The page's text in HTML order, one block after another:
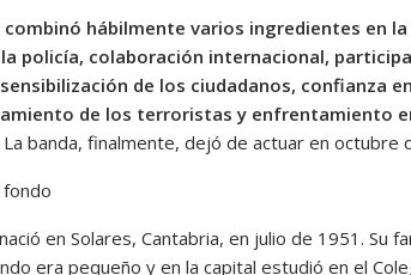
combinó hábilmente varios ingredientes en la
policía, colaboración internacional,
de los ciudadanos, confianza
de los terroristas y enfrentamiento
La banda, finalmente, dejó de actuar en octubre
en Solares, Cantabria, en julio de 1951. Su
era pequeño y en la capital estudió en el